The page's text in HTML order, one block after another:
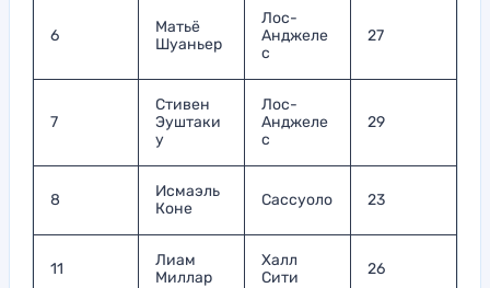
6
Матьё
Шуаньер
Лос-
Анджеле
с
27
7
Стивен
Эуштаки
у
Лос-
Анджеле
с
29
8
Исмаэль
Коне
Сассуоло 23
11
Лиам
Миллар
Халл
Сити
26